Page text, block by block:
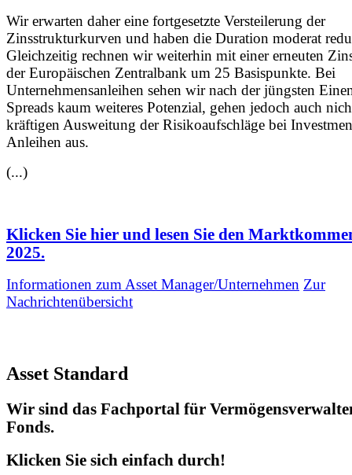
Wir erwarten daher eine fortgesetzte Versteilerung der
Zinsstrukturkurven und haben die Duration moderat
Gleichzeitig rechnen wir weiterhin mit einer erneuten
der Europäischen Zentralbank um 25 Basispunkte. Bei
Unternehmensanleihen sehen wir nach der jüngsten
Spreads kaum weiteres Potenzial, gehen jedoch auch
kräftigen Ausweitung der Risikoaufschläge bei
Anleihen aus.
(...)
Klicken Sie hier und lesen Sie den
2025.
Informationen zum Asset Manager/Unternehmen Zur
Nachrichtenübersicht
Asset Standard
Wir sind das Fachportal für
Fonds.
Klicken Sie sich einfach durch!